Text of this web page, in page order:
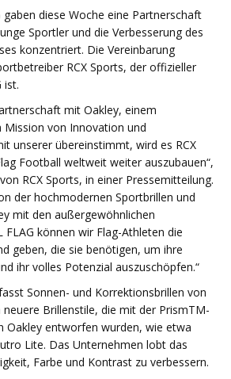
gaben diese Woche eine Partnerschaft
Sportler und die Verbesserung des
konzentriert. Die Vereinbarung
RCX Sports, der offizieller
ist.
mit Oakley, einem
Mission von Innovation und
unserer übereinstimmt, wird es RCX
Football weltweit weiter auszubauen“,
RCX Sports, in einer Pressemitteilung.
der hochmodernen Sportbrillen und
mit den außergewöhnlichen
können wir Flag-Athleten die
geben, die sie benötigen, um ihre
ihr volles Potenzial auszuschöpfen.“
Sonnen- und Korrektionsbrillen von
Brillenstile, die mit der PrismTM-
Oakley entworfen wurden, wie etwa
Lite. Das Unternehmen lobt das
Farbe und Kontrast zu verbessern.